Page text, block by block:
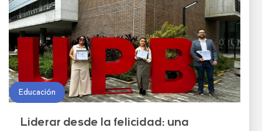
Educación
Liderar desde la felicidad: una